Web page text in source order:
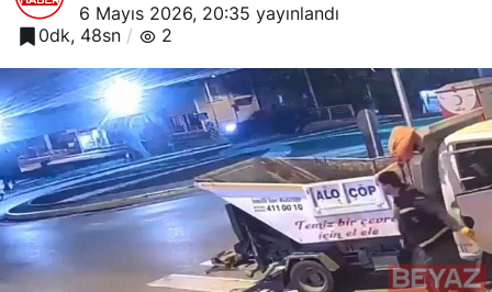
6 Mayıs 2026, 20:35 yayınlandı
0dk, 48sn
2